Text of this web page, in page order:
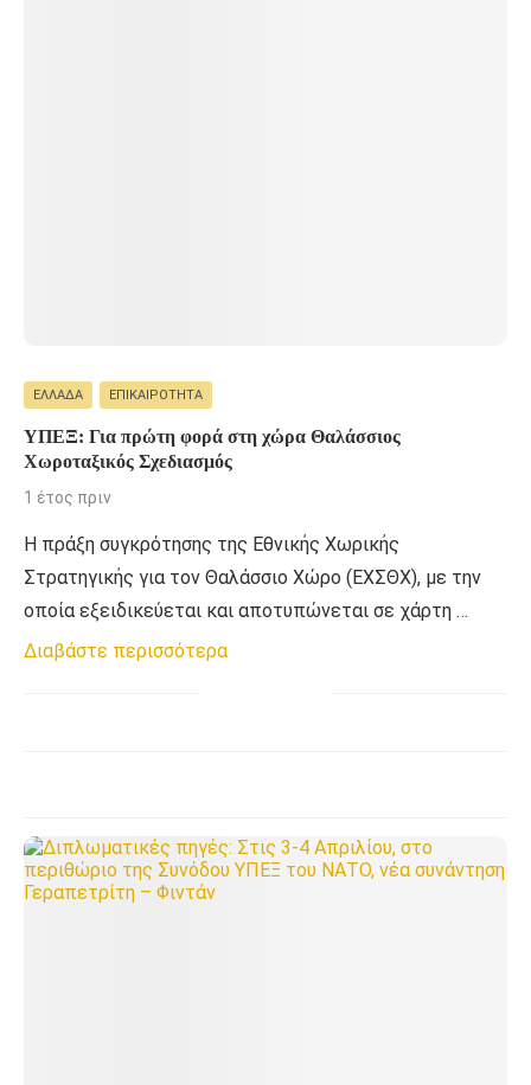
ΕΛΛΆΔΑ ΕΠΙΚΑΙΡΌΤΗΤΑ
ΥΠΕΞ: Για πρώτη φορά στη χώρα Θαλάσσιος
Χωροταξικός Σχεδιασμός
1 έτος πριν
Η πράξη συγκρότησης της Εθνικής Χωρικής
Στρατηγικής για τον Θαλάσσιο Χώρο (ΕΧΣΘΧ), με την
οποία εξειδικεύεται και αποτυπώνεται σε χάρτη …
Διαβάστε περισσότερα